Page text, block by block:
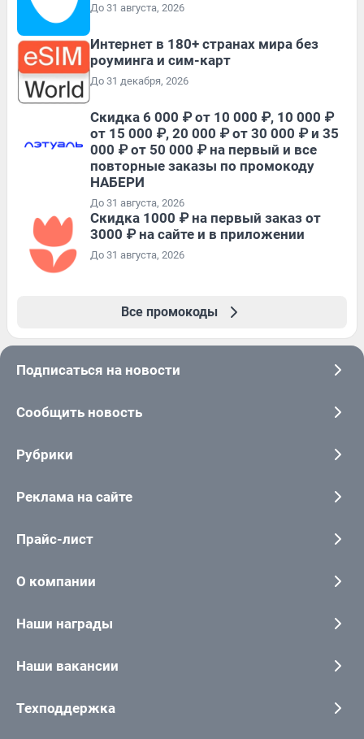
До 31 августа, 2026
Интернет в 180+ странах мира без
роуминга и сим-карт
До 31 декабря, 2026
Скидка 6 000 ₽ от 10 000 ₽, 10 000 ₽
от 15 000 ₽, 20 000 ₽ от 30 000 ₽ и 35
000 ₽ от 50 000 ₽ на первый и все
повторные заказы по промокоду
НАБЕРИ
До 31 августа, 2026
Скидка 1000 ₽ на первый заказ от
3000 ₽ на сайте и в приложении
До 31 августа, 2026
Все промокоды
Подписаться на новости
Сообщить новость
Рубрики
Реклама на сайте
Прайс-лист
О компании
Наши награды
Наши вакансии
Техподдержка